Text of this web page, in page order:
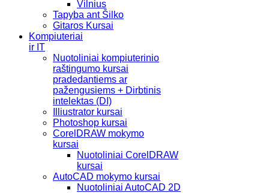
Vilnius
Tapyba ant Šilko
Gitaros Kursai
Kompiuteriai
ir IT
Nuotoliniai kompiuterinio
raštingumo kursai
pradedantiems ar
pažengusiems + Dirbtinis
intelektas (DI)
Illiustrator kursai
Photoshop kursai
CorelDRAW mokymo
kursai
Nuotoliniai CorelDRAW
kursai
AutoCAD mokymo kursai
Nuotoliniai AutoCAD 2D